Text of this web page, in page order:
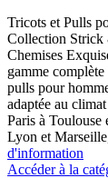
Tricots et Pulls
Collection Strick
Chemises
gamme
pulls pour
adaptée au
Paris à Toulouse
Lyon et
d'information
Accéder à la